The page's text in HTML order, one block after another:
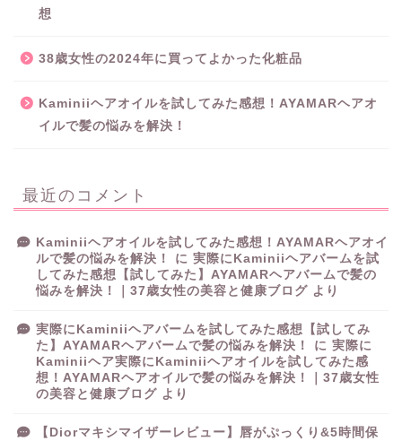
想
38歳女性の2024年に買ってよかった化粧品
Kaminiiヘアオイルを試してみた感想！AYAMARヘアオ
イルで髪の悩みを解決！
最近のコメント
Kaminiiヘアオイルを試してみた感想！AYAMARヘアオイ
ルで髪の悩みを解決！
に 実際にKaminiiヘアバームを試
してみた感想【試してみた】AYAMARヘアバームで髪の
悩みを解決！｜37歳女性の美容と健康ブログ より
実際にKaminiiヘアバームを試してみた感想【試してみ
た】AYAMARヘアバームで髪の悩みを解決！
に 実際に
Kaminiiヘア実際にKaminiiヘアオイルを試してみた感
想！AYAMARヘアオイルで髪の悩みを解決！｜37歳女性
の美容と健康ブログ より
【Diorマキシマイザーレビュー】唇がぷっくり&5時間保